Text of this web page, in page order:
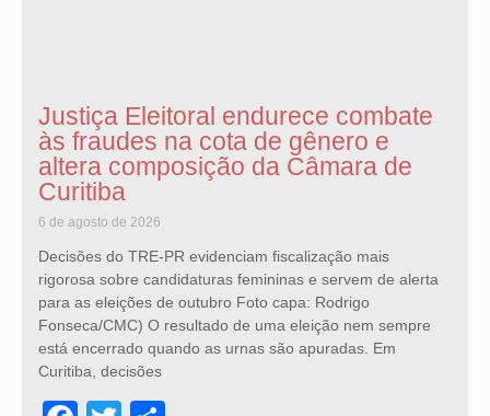
Justiça Eleitoral endurece combate
às fraudes na cota de gênero e
altera composição da Câmara de
Curitiba
6 de agosto de 2026
Decisões do TRE-PR evidenciam fiscalização mais
rigorosa sobre candidaturas femininas e servem de alerta
para as eleições de outubro Foto capa: Rodrigo
Fonseca/CMC) O resultado de uma eleição nem sempre
está encerrado quando as urnas são apuradas. Em
Curitiba, decisões